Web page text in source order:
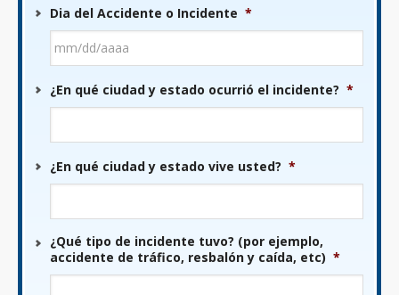
Dia del Accidente o Incidente *
barra
DD
¿En qué ciudad y estado ocurrió el incidente? *
¿En qué ciudad y estado vive usted? *
¿Qué tipo de incidente tuvo? (por ejemplo,
accidente de tráfico, resbalón y caída, etc) *